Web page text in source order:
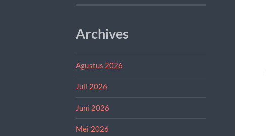
Archives
Agustus 2026
Juli 2026
Juni 2026
Mei 2026